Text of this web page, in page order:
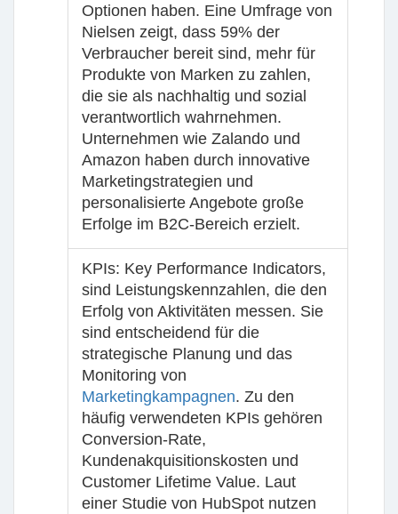
Optionen haben. Eine Umfrage von
Nielsen zeigt, dass 59% der
Verbraucher bereit sind, mehr für
Produkte von Marken zu zahlen,
die sie als nachhaltig und sozial
verantwortlich wahrnehmen.
Unternehmen wie Zalando und
Amazon haben durch innovative
Marketingstrategien und
personalisierte Angebote große
Erfolge im B2C-Bereich erzielt.
KPIs: Key Performance Indicators,
sind Leistungskennzahlen, die den
Erfolg von Aktivitäten messen. Sie
sind entscheidend für die
strategische Planung und das
Monitoring von
Marketingkampagnen. Zu den
häufig verwendeten KPIs gehören
Conversion-Rate,
Kundenakquisitionskosten und
Customer Lifetime Value. Laut
einer Studie von HubSpot nutzen